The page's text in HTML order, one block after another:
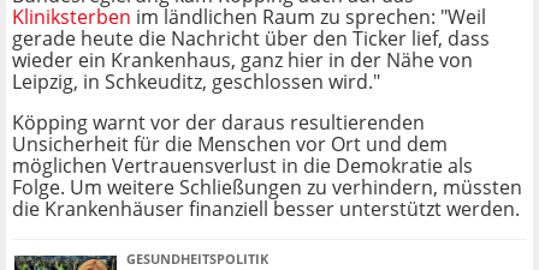
Kliniksterben im ländlichen Raum zu sprechen: "Weil
gerade heute die Nachricht über den Ticker lief, dass
wieder ein Krankenhaus, ganz hier in der Nähe von
Leipzig, in Schkeuditz, geschlossen wird."
Köpping warnt vor der daraus resultierenden
Unsicherheit für die Menschen vor Ort und dem
möglichen Vertrauensverlust in die Demokratie als
Folge. Um weitere Schließungen zu verhindern, müssten
die Krankenhäuser finanziell besser unterstützt werden.
GESUNDHEITSPOLITIK